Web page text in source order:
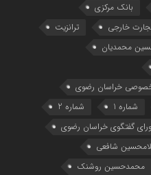
بانک مرکزی
خارجی
ترانزیت
محمدیان
خراسان رضوی
شماره 1
شماره 2
گفتگوی خراسان رضوی
شافعی
محمدحسین روشنک